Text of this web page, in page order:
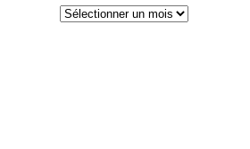
Archives